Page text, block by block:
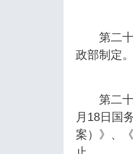
第二十
政部制定
第二十
月18日国
案）》、